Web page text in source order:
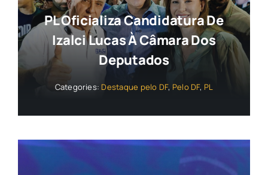
PL Oficializa Candidatura De
Izalci Lucas À Câmara Dos
Deputados
Categories: Destaque pelo DF, Pelo DF, PL